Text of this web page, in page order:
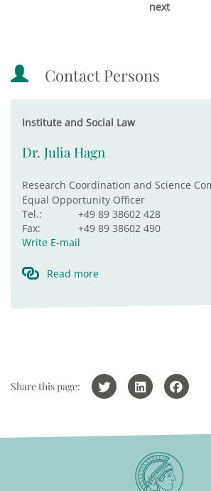
next
Contact Persons
Institute and Social Law
Dr. Julia Hagn
Research Coordination and Science
Equal Opportunity Officer
Tel.:
+49 89 38602 428
Fax:
+49 89 38602 490
Write E-mail
Read more
Share this page: